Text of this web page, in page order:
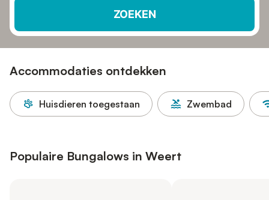
ZOEKEN
Accommodaties ontdekken
Huisdieren toegestaan Zwembad
Populaire Bungalows in Weert